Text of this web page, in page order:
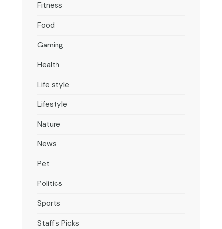
Fitness
Food
Gaming
Health
Life style
Lifestyle
Nature
News
Pet
Politics
Sports
Staff's Picks